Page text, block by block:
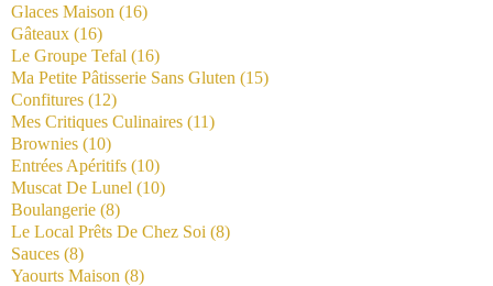
Glaces Maison (16)
Gâteaux (16)
Le Groupe Tefal (16)
Ma Petite Pâtisserie Sans Gluten (15)
Confitures (12)
Mes Critiques Culinaires (11)
Brownies (10)
Entrées Apéritifs (10)
Muscat De Lunel (10)
Boulangerie (8)
Le Local Prêts De Chez Soi (8)
Sauces (8)
Yaourts Maison (8)